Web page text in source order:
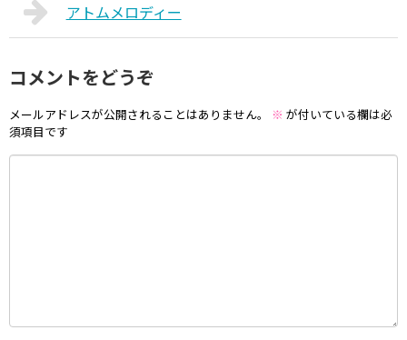
アトムメロディー
コメントをどうぞ
メールアドレスが公開されることはありません。 ※ が付いている欄は必
須項目です